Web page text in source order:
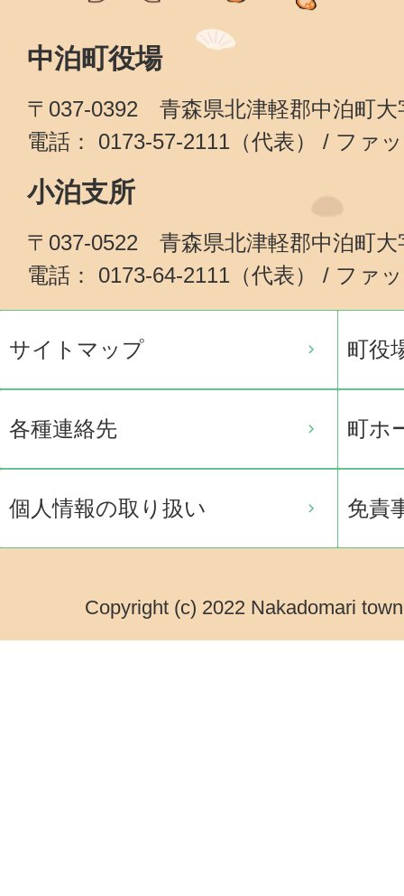
中泊町役場
〒037-0392 青森県北津軽郡中泊町大
電話： 0173-57-2111（代表） / ファ
小泊支所
〒037-0522 青森県北津軽郡中泊町大
電話： 0173-64-2111（代表） / ファ
サイトマップ 町役
各種連絡先 町ホ
個人情報の取り扱い 免責
Copyright (c) 2022 Nakadomari